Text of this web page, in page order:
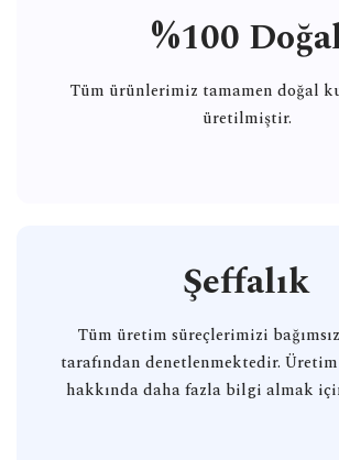
%100
Tüm ürünlerimiz tamamen doğal
üretilmiştir.
Şeffalık
Tüm üretim süreçlerimizi
tarafından denetlenmektedir.
hakkında daha fazla bilgi almak